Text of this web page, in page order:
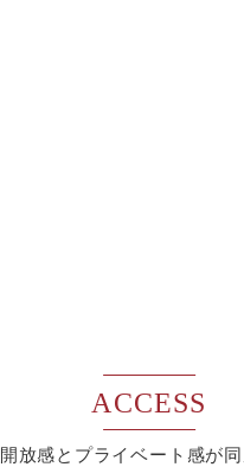
ACCESS
開放感とプライベート感が